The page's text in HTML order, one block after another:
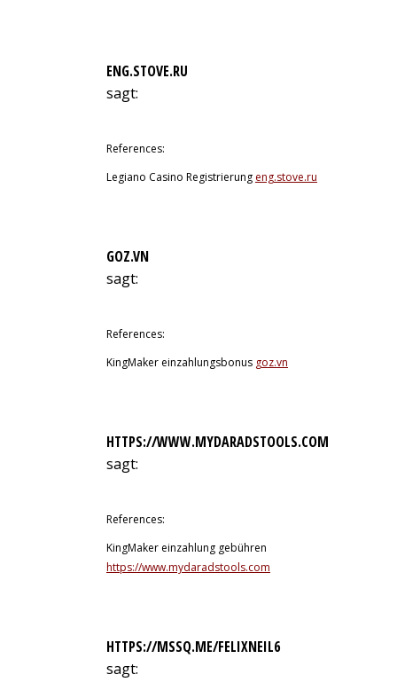
ENG.STOVE.RU
sagt:
References:
Legiano Casino Registrierung eng.stove.ru
GOZ.VN
sagt:
References:
KingMaker einzahlungsbonus goz.vn
HTTPS://WWW.MYDARADSTOOLS.COM
sagt:
References:
KingMaker einzahlung gebühren
https://www.mydaradstools.com
HTTPS://MSSQ.ME/FELIXNEIL6
sagt: